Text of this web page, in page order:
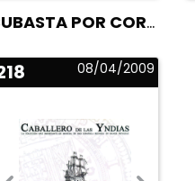
SUBASTA POR CORREO
08/04/2009